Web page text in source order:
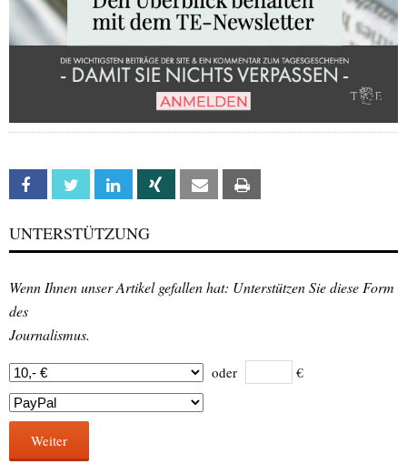
Facebook Twitter Linkedin Xing Email
UNTERSTÜTZUNG
Wenn Ihnen unser Artikel gefallen hat: Unterstützen Sie diese Form
des
Journalismus.
oder €
Weiter